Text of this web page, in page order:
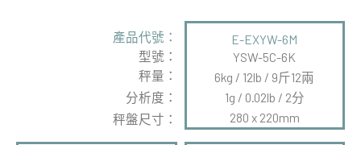
產品代號：
型號：
秤量：
分析度：
秤盤尺寸：
E-EXYW-6M
YSW-5C-6K
6kg / 12lb / 9斤12兩
1g / 0.02lb / 2分
280 x 220mm